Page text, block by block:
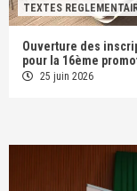
TEXTES
Ouverture des
pour la 16ème
25 juin 2026